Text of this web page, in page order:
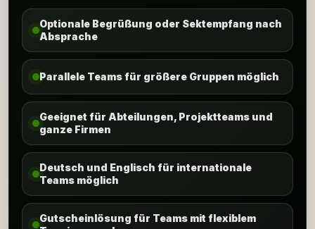
Optionale Begrüßung oder Sektempfang nach
Absprache
Parallele Teams für größere Gruppen möglich
Geeignet für Abteilungen, Projektteams und
ganze Firmen
Deutsch und Englisch für internationale
Teams möglich
Gutscheinlösung für Teams mit flexiblem